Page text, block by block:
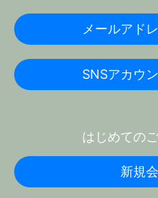
メールアド
SNSアカウ
はじめての
新規